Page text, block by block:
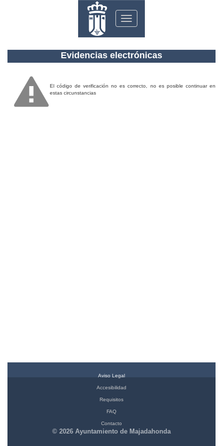
Toggle
navigation
Evidencias electrónicas
El código de verificación no es correcto, no es posible continuar en
estas circunstancias
Aviso Legal
Accesibilidad
Requisitos
FAQ
Contacto
© 2026 Ayuntamiento de Majadahonda